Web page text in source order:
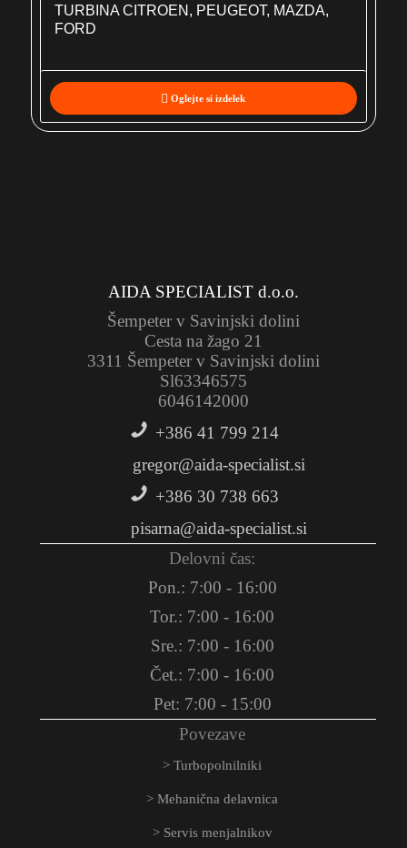
TURBINA CITROEN, PEUGEOT, MAZDA,
FORD
Oglejte si izdelek
AIDA SPECIALIST d.o.o.
Šempeter v Savinjski dolini
Cesta na žago 21
3311 Šempeter v Savinjski dolini
Sl63346575
6046142000
+386 41 799 214
gregor@aida-specialist.si
+386 30 738 663
pisarna@aida-specialist.si
Delovni čas:
Pon.: 7:00 - 16:00
Tor.: 7:00 - 16:00
Sre.: 7:00 - 16:00
Čet.: 7:00 - 16:00
Pet: 7:00 - 15:00
Povezave
Turbopolnilniki
Mehanična delavnica
Servis menjalnikov